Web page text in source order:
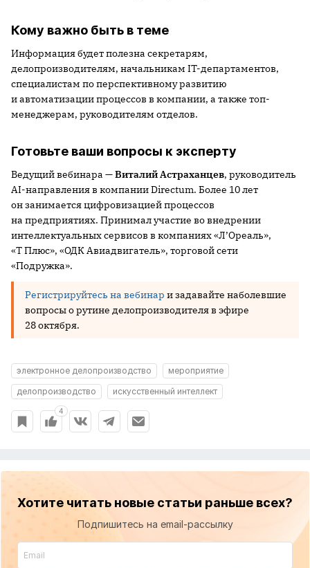
Кому важно быть в теме
Информация будет полезна секретарям,
делопроизводителям, начальникам IT-департаментов,
специалистам по перспективному развитию
и автоматизации процессов в компании, а также топ-
менеджерам, руководителям отделов.
Готовьте ваши вопросы к эксперту
Ведущий вебинара —Виталий Астраханцев, руководитель
AI-направления в компании Directum. Более 10 лет
он занимается цифровизацией процессов
на предприятиях. Принимал участие во внедрении
интеллектуальных сервисов в компаниях «Л’Ореаль»,
«Т Плюс», «ОДК Авиадвигатель», торговой сети
«Подружка».
Регистрируйтесь на вебинар и задавайте наболевшие
вопросы о рутине делопроизводителя в эфире
28 октября.
электронное делопроизводство
мероприятие
делопроизводство
искусственный интеллект
4
Хотите читать новые статьи раньше всех?
Подпишитесь на email-рассылку